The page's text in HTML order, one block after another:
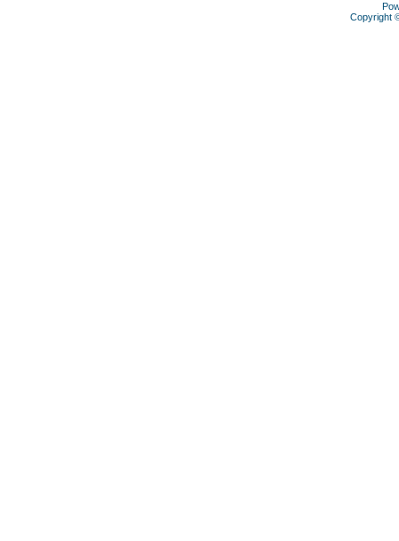
Copyright